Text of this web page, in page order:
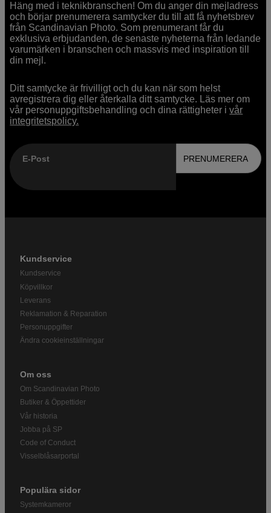
Häng med i teknikbranschen! Om du anger din mejladress
och börjar prenumerera samtycker du till att få nyhetsbrev
från Scandinavian Photo. Som prenumerant får du
exklusiva erbjudanden, de senaste nyheterna från ledande
varumärken i branschen och massvis med inspiration till
din mejl.
Ditt samtycke är frivilligt och du kan när som helst
avregistrera dig eller återkalla ditt samtycke. Läs mer om
vår personuppgiftsbehandling och dina rättigheter ivår
integritetspolicy.
E-Post PRENUMERERA
Kundservice
Kundservice
Köpvillkor
Leverans
Reklamation & Reparation
Personuppgifter
Ändra cookieinställningar
Om oss
Om Scandinavian Photo
Butiker & Öppettider
Vår historia
Jobba på SP
Code of Conduct
Visselblåsarportal
Populära sidor
Systemkameror